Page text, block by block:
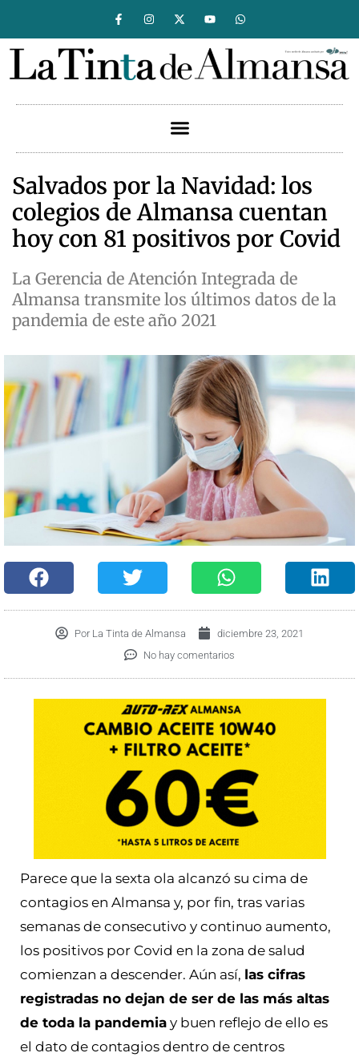
Salvados por la Navidad: los
colegios de Almansa cuentan
hoy con 81 positivos por Covid
La Gerencia de Atención Integrada de
Almansa transmite los últimos datos de la
pandemia de este año 2021
Por La Tinta de Almansa
diciembre 23, 2021
No hay comentarios
Parece que la sexta ola alcanzó su cima de
contagios en Almansa y, por fin, tras varias
semanas de consecutivo y continuo aumento,
los positivos por Covid en la zona de salud
comienzan a descender. Aún así, las cifras
registradas no dejan de ser de las más altas
de toda la pandemia y buen reflejo de ello es
el dato de contagios dentro de centros